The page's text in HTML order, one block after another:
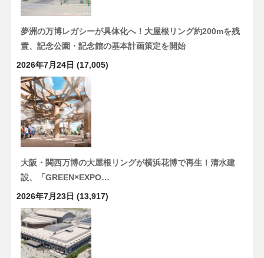
夢洲の万博レガシーが具体化へ！大屋根リング約200mを残
置、記念公園・記念館の基本計画策定を開始
2026年7月24日 (17,005)
大阪・関西万博の大屋根リングが横浜花博で再生！清水建
設、「GREEN×EXPO…
2026年7月23日 (13,917)